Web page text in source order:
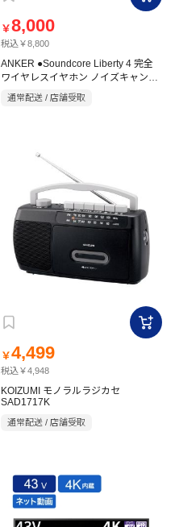
￥8,000
税込￥8,800
ANKER ●Soundcore Liberty 4 完全
ワイヤレスイヤホン ノイズキャンセ
リング A3953N11 ミッドナイトブラ
ック
通常配送 / 店舗受取
￥4,499
税込￥4,948
KOIZUMI モノラルラジカセ
SAD1717K
通常配送 / 店舗受取